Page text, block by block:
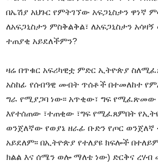
በኤሽያ አህጉር የምትገኘው አፍጋኒስታን ዋነኛ
ለአፍጋኒስታን ምስቅልቅል፣ ለአፍጋኒስታን
ተጠያቂ አይደለችምን?
ዛሬ በጥቁር አፍሪካዊቷ ምድር ኢትዮጵያ
አስከፊ የሰብዓዊ መብት ጥሰቶች በተመለከተ
ግራ የሚያጋባ ነው፡፡ አጥቂው፣ ግፍ የሚፈጽመው
እየተሰጠው ፣ተጠቂው ፣ግፍ የሚፈጸምበት
ወንጀለኛው የወያኔ ዘራፊ ቡድን የጦር
አይደለም፡፡ በኢትዮጵያ የተለያዩ ክፍሎች
ክልል እና ሰሜን ወሎ ማለቴ ነው) ድርቅና